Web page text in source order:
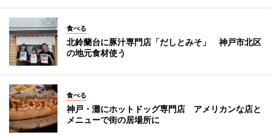
食べる
北鈴蘭台に豚汁専門店「だしとみそ」 神戸市北区
の地元食材使う
食べる
神戸・灘にホットドッグ専門店 アメリカンな店と
メニューで街の居場所に